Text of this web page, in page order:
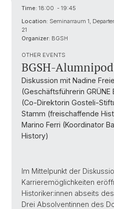
Time: 18:00 - 19:45
Location: Seminarraum 1,
21
Organizer: BGSH
OTHER EVENTS
BGSH-
Diskussion mit Nadine
(Geschäftsführerin
(Co-Direktorin Gosteli-
Stamm (freischaffende
Marino Ferri (Koordinator
History)
Im Mittelpunkt der
Karrieremöglichkeiten
Historiker:innen abseits
Drei Absolventinnen des